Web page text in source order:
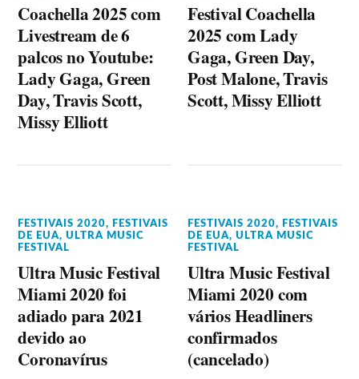
Coachella 2025 com
Livestream de 6
palcos no Youtube:
Lady Gaga, Green
Day, Travis Scott,
Missy Elliott
Festival Coachella
2025 com Lady
Gaga, Green Day,
Post Malone, Travis
Scott, Missy Elliott
FESTIVAIS 2020,
FESTIVAIS
DE EUA,ULTRA MUSIC
FESTIVAL
Ultra Music Festival
Miami 2020 foi
adiado para 2021
devido ao
Coronavírus
FESTIVAIS 2020,
FESTIVAIS
DE EUA,ULTRA MUSIC
FESTIVAL
Ultra Music Festival
Miami 2020 com
vários Headliners
confirmados
(cancelado)